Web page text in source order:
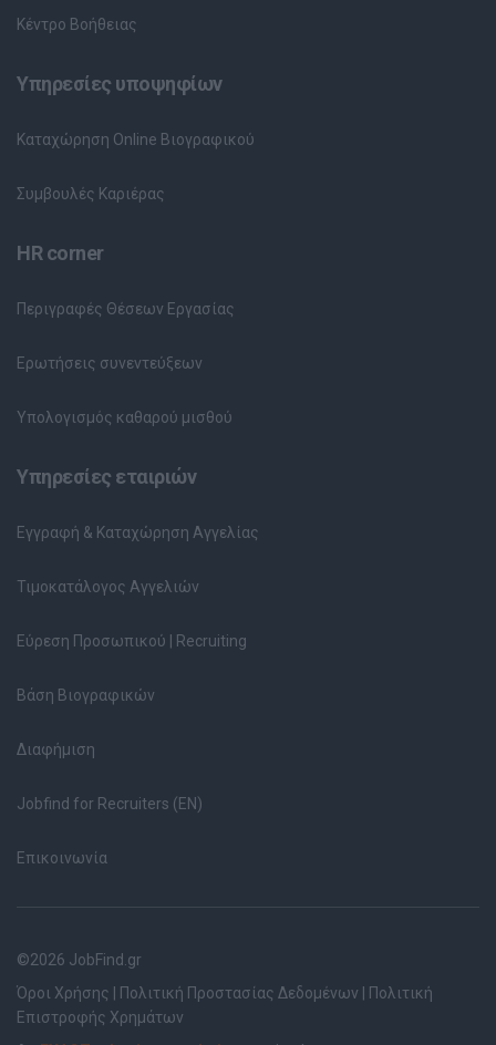
Κέντρο Βοήθειας
Υπηρεσίες υποψηφίων
Καταχώρηση Online Βιογραφικού
Συμβουλές Καριέρας
HR corner
Περιγραφές Θέσεων Εργασίας
Ερωτήσεις συνεντεύξεων
Υπολογισμός καθαρού μισθού
Υπηρεσίες εταιριών
Εγγραφή & Καταχώρηση Αγγελίας
Τιμοκατάλογος Αγγελιών
Εύρεση Προσωπικού | Recruiting
Βάση Βιογραφικών
Διαφήμιση
Jobfind for Recruiters (EN)
Επικοινωνία
©2026 JobFind.gr
Όροι Χρήσης
Πολιτική Προστασίας Δεδομένων
Πολιτική
Επιστροφής Χρημάτων